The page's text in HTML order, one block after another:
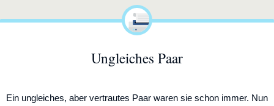
Ungleiches Paar
Ein ungleiches, aber vertrautes Paar waren sie schon immer. Nun